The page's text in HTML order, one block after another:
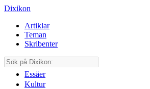
Dixikon
Artiklar
Teman
Skribenter
Essäer
Kultur